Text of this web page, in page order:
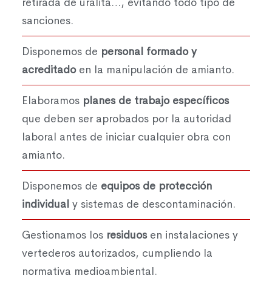
sanciones.
Disponemos de personal formado y
acreditadoen la manipulación de amianto.
Elaboramos planes de trabajo específicos
que deben ser aprobados por la autoridad
laboral antes de iniciar cualquier obra con
amianto.
Disponemos de equipos de protección
individual y sistemas de descontaminación.
Gestionamos los residuosen instalaciones y
vertederos autorizados, cumpliendo la
normativa medioambiental.